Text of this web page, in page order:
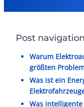
Post navigation
Warum
größten
Was ist ein
Was